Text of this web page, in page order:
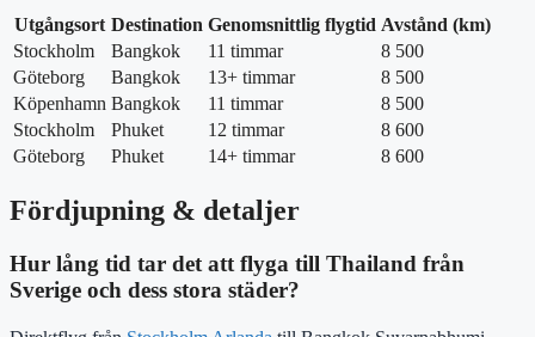
Utgångsort Destination Genomsnittlig flygtid Avstånd (km)
Stockholm
Bangkok 11 timmar
8 500
Göteborg
Bangkok 13+ timmar
8 500
Köpenhamn Bangkok 11 timmar
8 500
Stockholm
Phuket 12 timmar
8 600
Göteborg
Phuket 14+ timmar 8 600
Fördjupning & detaljer
Hur lång tid tar det att flyga till Thailand från
Sverige och dess stora städer?